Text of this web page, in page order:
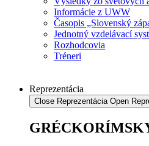
Informácie z UWW
Časopis „Slovenský
Jednotný vzdelávací
Rozhodcovia
Tréneri
Reprezentácia
Close Reprezentácia Open